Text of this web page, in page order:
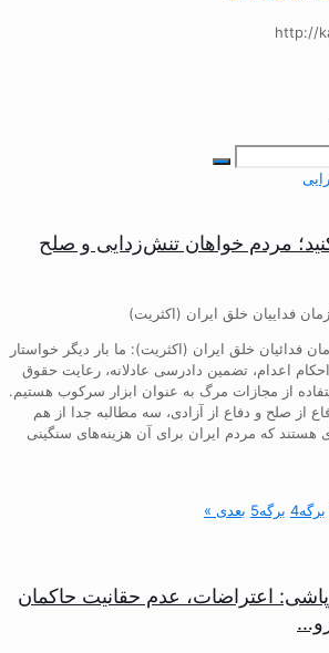
http://
مردم خواهان تنش‌زدایی و صلح
فداییان خلق ایران (اکثریت)
فدائیان خلق ایران (اکثریت): ما بار دیگر خواستار
اعدام، تضمین دادرسی عادلانه، رعایت حقوق
از مجازات مرگ به عنوان ابزار سرکوب هستیم.
از صلح و دفاع از آزادی، سه مطالبه جدا از هم
هستند که مردم ایران برای آن هزینه‌های سنگینی
برگه4 برگه5 بعدی »
اعتراضات، عدم حقانیت حاکمان